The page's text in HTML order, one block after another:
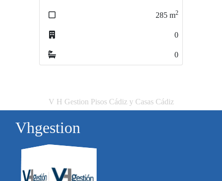
285 m2
0
0
V H Gestion Pisos Cádiz y Casas Cádiz
Vhgestion